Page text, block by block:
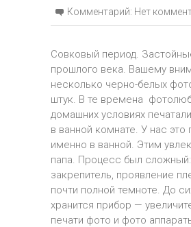
Комментарий: Нет
Совковый период.
прошлого века. Вашему
несколько черно-белых
штук. В те времена
домашних условиях
в ванной комнате. У нас это
именно в ванной. Этим
папа. Процесс был сложный:
закрепитель, проявление
почти полной темноте. До
хранится прибор —
печати фото и фото